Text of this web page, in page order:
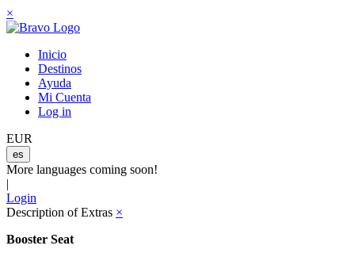
×
Inicio
Destinos
Ayuda
Mi Cuenta
Log in
EUR
es
More languages coming soon!
|
Login
Description of Extras ×
Booster Seat